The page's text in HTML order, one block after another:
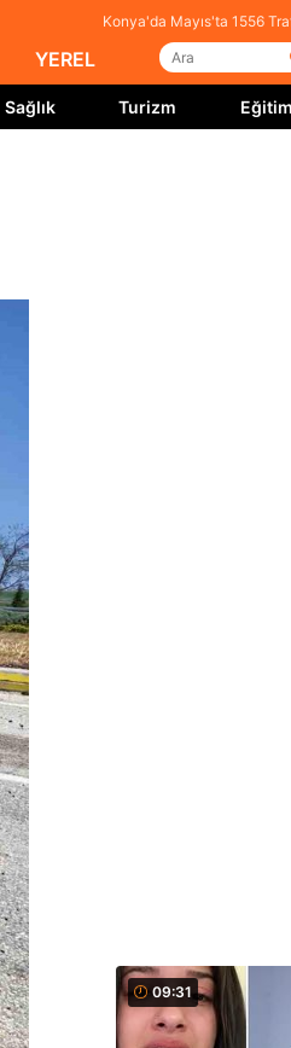
Konya'da Mayıs'ta 1556
YEREL
Sağlık Turizm Eğitim
09:31